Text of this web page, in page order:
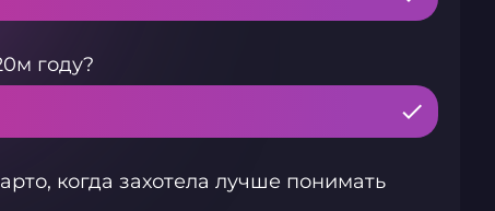
году?
когда захотела лучше понимать